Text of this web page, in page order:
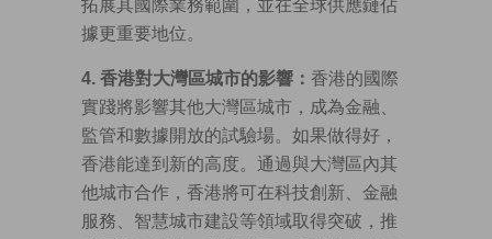
拓展其國際業務範圍，並在全球供應鏈佔
據更重要地位。
4. 香港對大灣區城市的影響： 香港的國際
實踐將影響其他大灣區城市，成為金融、
監管和數據開放的試驗場。如果做得好，
香港能達到新的高度。通過與大灣區內其
他城市合作，香港將可在科技創新、金融
服務、智慧城市建設等領域取得突破，推